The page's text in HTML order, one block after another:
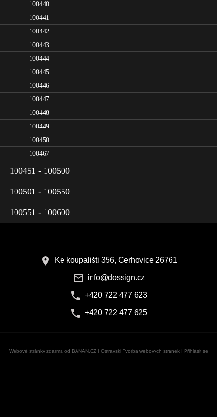
100440
100441
100442
100443
100444
100445
100446
100447
100448
100449
100450
100467
100451 - 100500
100501 - 100550
100551 - 100600
Ke koupališti 356, Cerhovice 26761
info@dossign.cz
+420 722 477 623
+420 722 477 625
Webové stránky zdarma od BANAN.CZ| Ostravski Tvorba webových stránek | Přihlásit se